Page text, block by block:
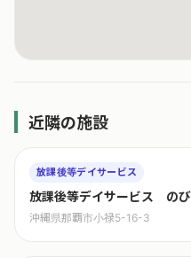
近隣の施設
放課後等デイサービス
放課後等デイサービス の
沖縄県那覇市小禄5-16-3